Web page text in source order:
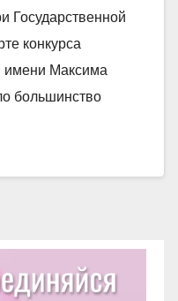
Государственной
конкурса
имени Максима
большинство